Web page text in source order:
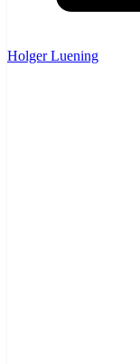
Holger Luening